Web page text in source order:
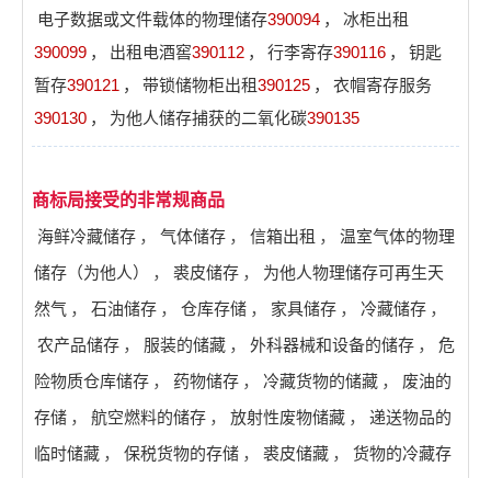
电子数据或文件载体的物理储存390094 ，
冰柜出租
390099 ， 出租电酒窖390112 ， 行李寄存390116 ，
钥匙
暂存390121 ， 带锁储物柜出租390125 ，
衣帽寄存服务
390130 ， 为他人储存捕获的二氧化碳390135
商标局接受的非常规商品
海鲜冷藏储存 ， 气体储存 ， 信箱出租 ，
温室气体的物理
储存（为他人）
， 裘皮储存 ，
为他人物理储存可再生天
然气 ， 石油储存 ， 仓库存储 ， 家具储存 ， 冷藏储存 ，
农产品储存 ， 服装的储藏 ， 外科器械和设备的储存 ，
危
险物质仓库储存 ， 药物储存 ， 冷藏货物的储藏 ，
废油的
存储 ， 航空燃料的储存 ， 放射性废物储藏 ，
递送物品的
临时储藏 ， 保税货物的存储 ， 裘皮储藏 ，
货物的冷藏存